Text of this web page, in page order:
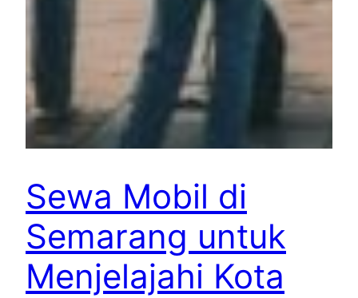
Sewa Mobil di
Semarang untuk
Menjelajahi Kota